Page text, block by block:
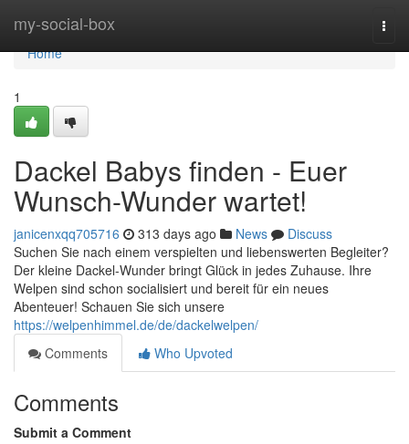
my-social-box
Home
Home
1
Dackel Babys finden - Euer
Wunsch-Wunder wartet!
janicenxqq705716 313 days ago News
Discuss
Suchen Sie nach einem verspielten und liebenswerten Begleiter?
Der kleine Dackel-Wunder bringt Glück in jedes Zuhause. Ihre
Welpen sind schon socialisiert und bereit für ein neues
Abenteuer! Schauen Sie sich unsere
https://welpenhimmel.de/de/dackelwelpen/
Comments
Who Upvoted
Comments
Submit a Comment